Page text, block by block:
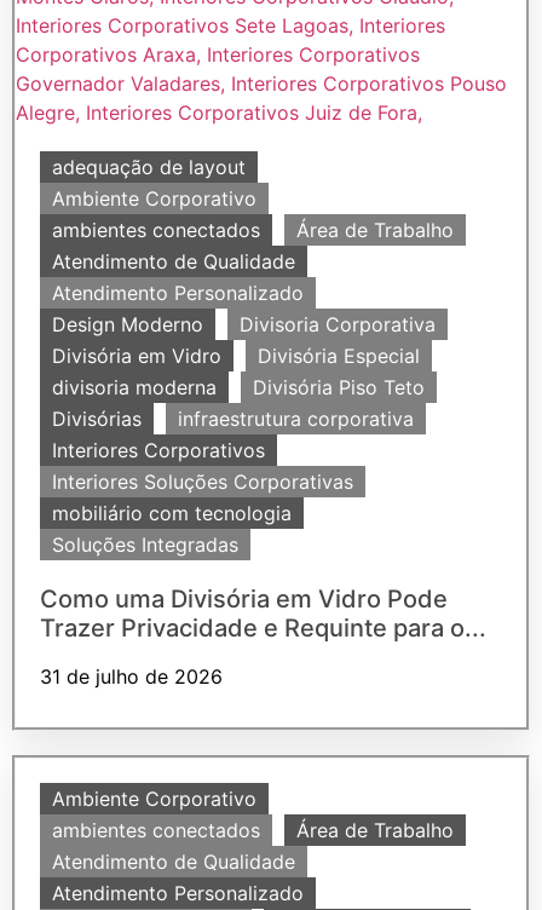
adequação de layout
Ambiente Corporativo
ambientes conectados
Área de Trabalho
Atendimento de Qualidade
Atendimento Personalizado
Design Moderno
Divisoria Corporativa
Divisória em Vidro
Divisória Especial
divisoria moderna
Divisória Piso Teto
Divisórias
infraestrutura corporativa
Interiores Corporativos
Interiores Soluções Corporativas
mobiliário com tecnologia
Soluções Integradas
Como uma Divisória em Vidro Pode
Trazer Privacidade e Requinte para o...
31 de julho de 2026
Ambiente Corporativo
ambientes conectados
Área de Trabalho
Atendimento de Qualidade
Atendimento Personalizado